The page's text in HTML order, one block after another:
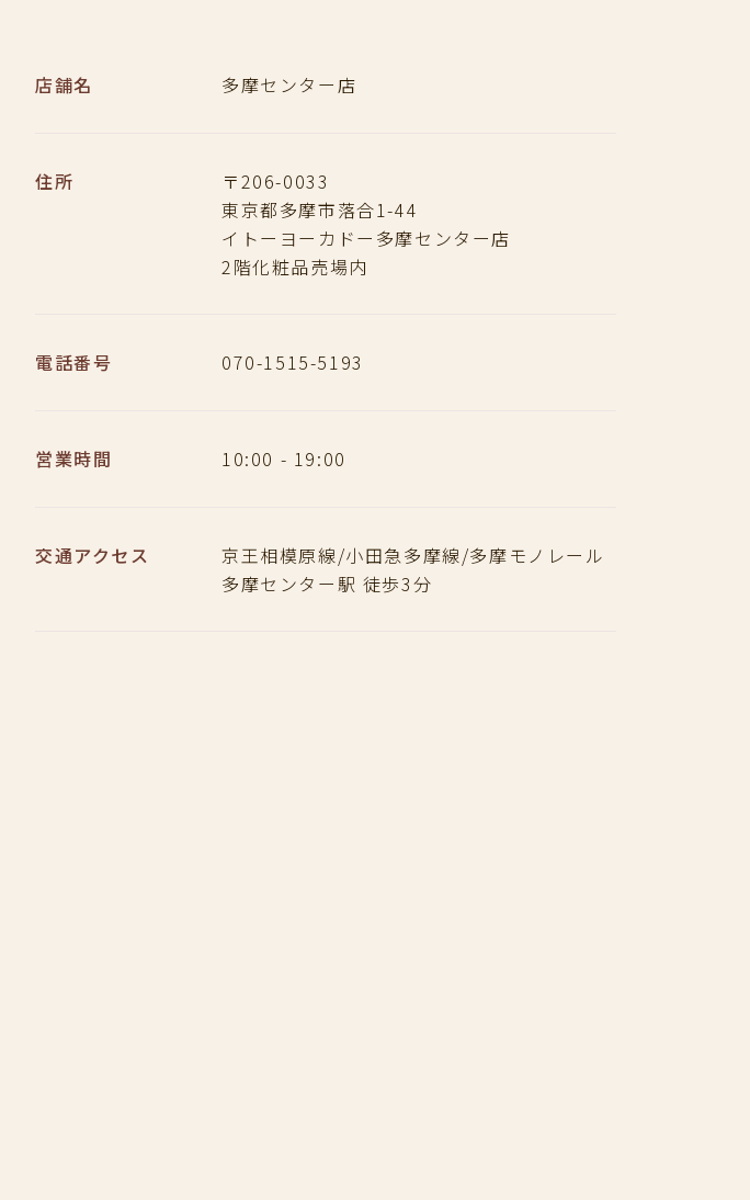
店舗名 多摩センター店
住所
〒206-0033
東京都多摩市落合1-44
イトーヨーカドー多摩センター店
2階化粧品売場内
電話番号 070-1515-5193
営業時間 10:00 - 19:00
交通アクセス
京王相模原線/小田急多摩線/多摩モノレール
多摩センター駅 徒歩3分